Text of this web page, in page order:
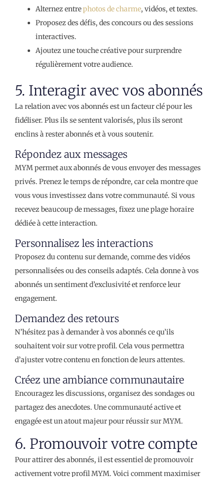
Alternez entrephotos de charme, vidéos, et textes.
Proposez des défis, des concours ou des sessions
interactives.
Ajoutez une touche créative pour surprendre
régulièrement votre audience.
5. Interagir avec vos abonnés
La relation avec vos abonnés est un facteur clé pour les
fidéliser. Plus ils se sentent valorisés, plus ils seront
enclins à rester abonnés et à vous soutenir.
Répondez aux messages
MYM permet aux abonnés de vous envoyer des messages
privés. Prenez le temps de répondre, car cela montre que
vous vous investissez dans votre communauté. Si vous
recevez beaucoup de messages, fixez une plage horaire
dédiée à cette interaction.
Personnalisez les interactions
Proposez du contenu sur demande, comme des vidéos
personnalisées ou des conseils adaptés. Cela donne à vos
abonnés un sentiment d’exclusivité et renforce leur
engagement.
Demandez des retours
N’hésitez pas à demander à vos abonnés ce qu’ils
souhaitent voir sur votre profil. Cela vous permettra
d’ajuster votre contenu en fonction de leurs attentes.
Créez une ambiance communautaire
Encouragez les discussions, organisez des sondages ou
partagez des anecdotes. Une communauté active et
engagée est un atout majeur pour réussir sur MYM.
6. Promouvoir votre compte
Pour attirer des abonnés, il est essentiel de promouvoir
activement votre profil MYM. Voici comment maximiser